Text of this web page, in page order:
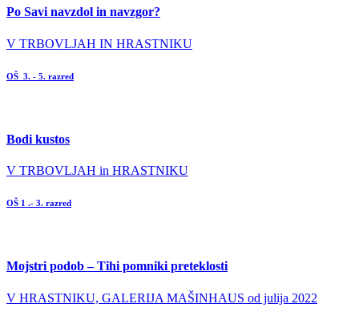
Po Savi navzdol in navzgor?
V TRBOVLJAH IN HRASTNIKU
OŠ 3. - 5. razred
Bodi kustos
V TRBOVLJAH in HRASTNIKU
OŠ 1 .- 3. razred
Mojstri podob – Tihi pomniki preteklosti
V HRASTNIKU, GALERIJA MAŠINHAUS od julija 2022